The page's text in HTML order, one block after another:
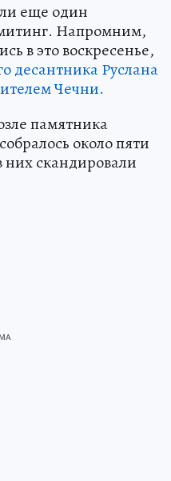
еще один
Напромним,
в это воскресенье,
десантника Руслана
Чечни.
памятника
около пяти
них скандировали